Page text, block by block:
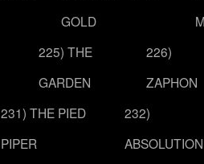
GOLD
225) THE
GARDEN
226)
ZAPHON
231) THE PIED
PIPER
232)
ABSOLUTION